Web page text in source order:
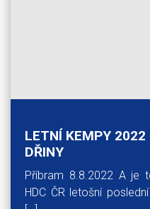
LETNÍ KEMPY
DŘINY
Příbram 8.8.2022 A je
HDC ČR letošní